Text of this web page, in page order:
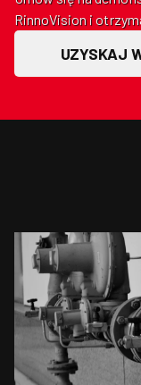
RinnoVision i
UZYSKAJ